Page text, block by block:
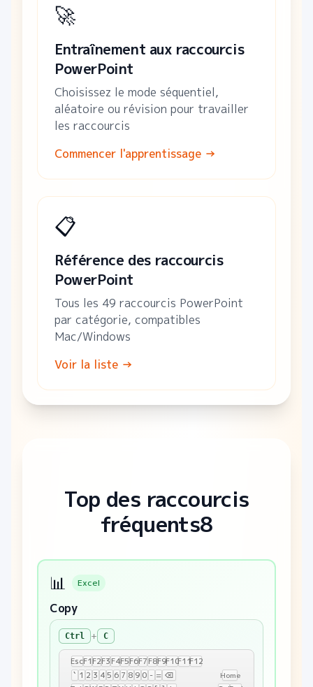
🚀
Entraînement aux raccourcis
PowerPoint
Choisissez le mode séquentiel,
aléatoire ou révision pour travailler
les raccourcis
Commencer l'apprentissage →
📋
Référence des raccourcis
PowerPoint
Tous les 49 raccourcis PowerPoint
par catégorie, compatibles
Mac/Windows
Voir la liste →
Top des raccourcis
fréquents8
📊 Excel
Copy
Ctrl + C
EscF1F2F3F4F5F6F7F8F9F10F11F12
` 1 2 3 45 6 7 8 9 0 - = ⌫
Home